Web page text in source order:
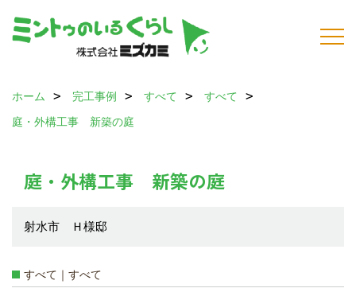
ホーム 完工事例 すべて
すべて
庭・外構工事 新築の庭
庭・外構工事 新築の庭
射水市 Ｈ様邸
すべて｜すべて